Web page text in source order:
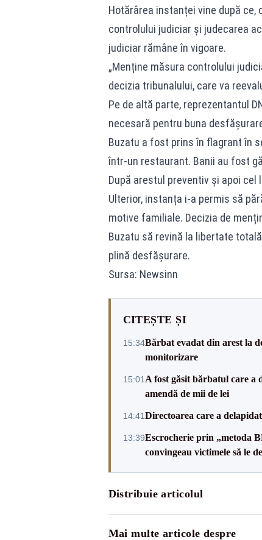
Hotărârea instanței vine după ce,
controlului judiciar și judecarea
judiciar rămâne în vigoare.
„Menține măsura controlului
decizia tribunalului, care va
Pe de altă parte, reprezentantul
necesară pentru buna
Buzatu a fost prins în flagrant în
într-un restaurant. Banii au fost
După arestul preventiv și apoi
Ulterior, instanța i-a permis să
motive familiale. Decizia de
Buzatu să revină la libertate
plină desfășurare.
Sursa: Newsinn
CITEȘTE ȘI
15:34Bărbat evadat din arest la
monitorizare
15:01 A fost găsit bărbatul care a
amendă de mii de lei
14:41Directoarea care a
13:39Escrocherie prin „metoda
convingeau victimele să le
Distribuie articolul
Mai multe articole despre